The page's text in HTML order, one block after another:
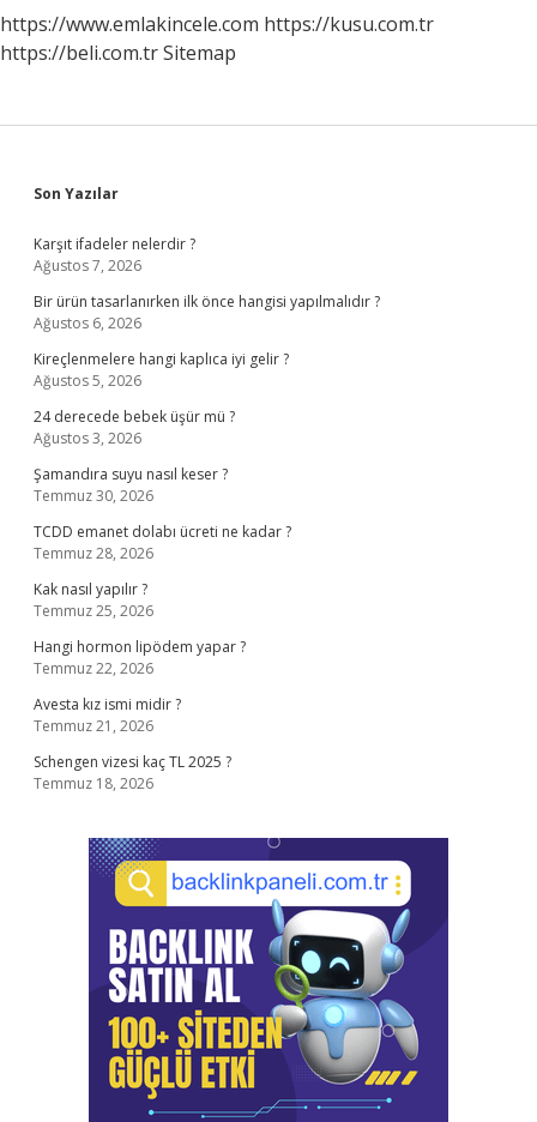
https://www.emlakincele.com https://kusu.com.tr
https://beli.com.trSitemap
Sidebar
Son Yazılar
Karşıt ifadeler nelerdir ?
Ağustos 7, 2026
Bir ürün tasarlanırken ilk önce hangisi yapılmalıdır ?
Ağustos 6, 2026
Kireçlenmelere hangi kaplıca iyi gelir ?
Ağustos 5, 2026
24 derecede bebek üşür mü ?
Ağustos 3, 2026
Şamandıra suyu nasıl keser ?
Temmuz 30, 2026
TCDD emanet dolabı ücreti ne kadar ?
Temmuz 28, 2026
Kak nasıl yapılır ?
Temmuz 25, 2026
Hangi hormon lipödem yapar ?
Temmuz 22, 2026
Avesta kız ismi midir ?
Temmuz 21, 2026
Schengen vizesi kaç TL 2025 ?
Temmuz 18, 2026